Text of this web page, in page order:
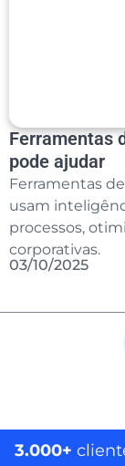
Ferramentas
pode ajudar
Ferramentas
usam
processos,
corporativas.
03/10/2025
3.000+